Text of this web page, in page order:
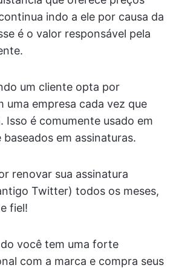
indo a ele por causa da
é o valor responsável pela
um cliente opta por
uma empresa cada vez que
Isso é comumente usado em
baseados em assinaturas.
renovar sua assinatura
Twitter) todos os meses,
fiel!
você tem uma forte
com a marca e compra seus